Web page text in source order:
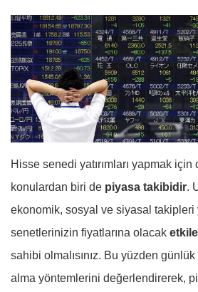
Hisse senedi yatırımları yapmak
konulardan biri de piyasa takibidir.
ekonomik, sosyal ve siyasal takipleri
senetlerinizin fiyatlarına olacak
sahibi olmalısınız. Bu yüzden
alma yöntemlerini değerlendirerek,